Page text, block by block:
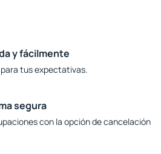
y fácilmente
tus expectativas.
segura
con la opción de cancelación